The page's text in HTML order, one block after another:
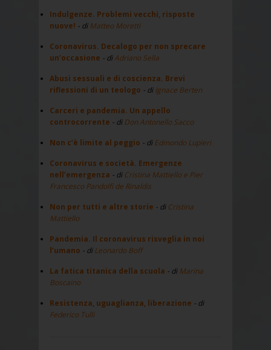
Indulgenze. Problemi vecchi, risposte
nuove! - diMatteo Moretti
Coronavirus. Decalogo per non sprecare
un’occasione - diAdriano Sella
Abusi sessuali e di coscienza. Brevi
riflessioni di un teologo - diIgnace Berten
Carceri e pandemia. Un appello
controcorrente - diDon Antonello Sacco
Non c’è limite al peggio - diEdmondo Lupieri
Coronavirus e società. Emergenze
nell’emergenza - di Cristina Mattiello e Pier
Francesco Pandolfi de Rinaldis
Non per tutti e altre storie - di Cristina
Mattiello
Pandemia. Il coronavirus risveglia in noi
l’umano - diLeonardo Boff
La fatica titanica della scuola - diMarina
Boscaino
Resistenza, uguaglianza, liberazione - di
Federico Tulli